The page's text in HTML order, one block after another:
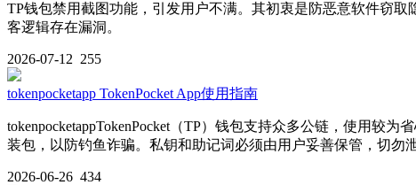
TP钱包禁用截图功能，引发用户不满。其初衷是防恶意软件窃
客逻辑存在漏洞。
2026-07-12 255
tokenpocketapp TokenPocket App使用指南
tokenpocketappTokenPocket（TP）钱包支持众多公链，使用较
装包，以防钓鱼诈骗。私钥和助记词必须由用户妥善保管，切勿
2026-06-26 434